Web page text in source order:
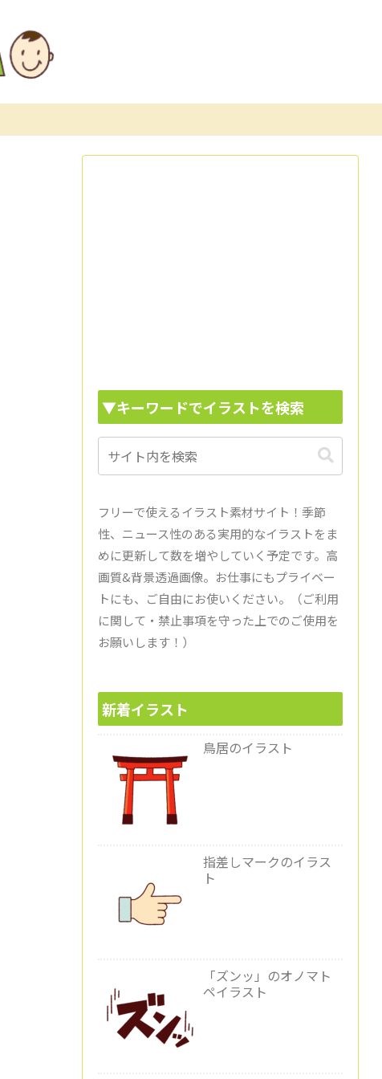
▼キーワードでイラストを検索
フリーで使えるイラスト素材サイト！季節
性、ニュース性のある実用的なイラストをま
めに更新して数を増やしていく予定です。高
画質&背景透過画像。お仕事にもプライベー
トにも、ご自由にお使いください。（ご利用
に関して・禁止事項を守った上でのご使用を
お願いします！）
新着イラスト
鳥居のイラスト
指差しマークのイラス
ト
「ズンッ」のオノマト
ペイラスト